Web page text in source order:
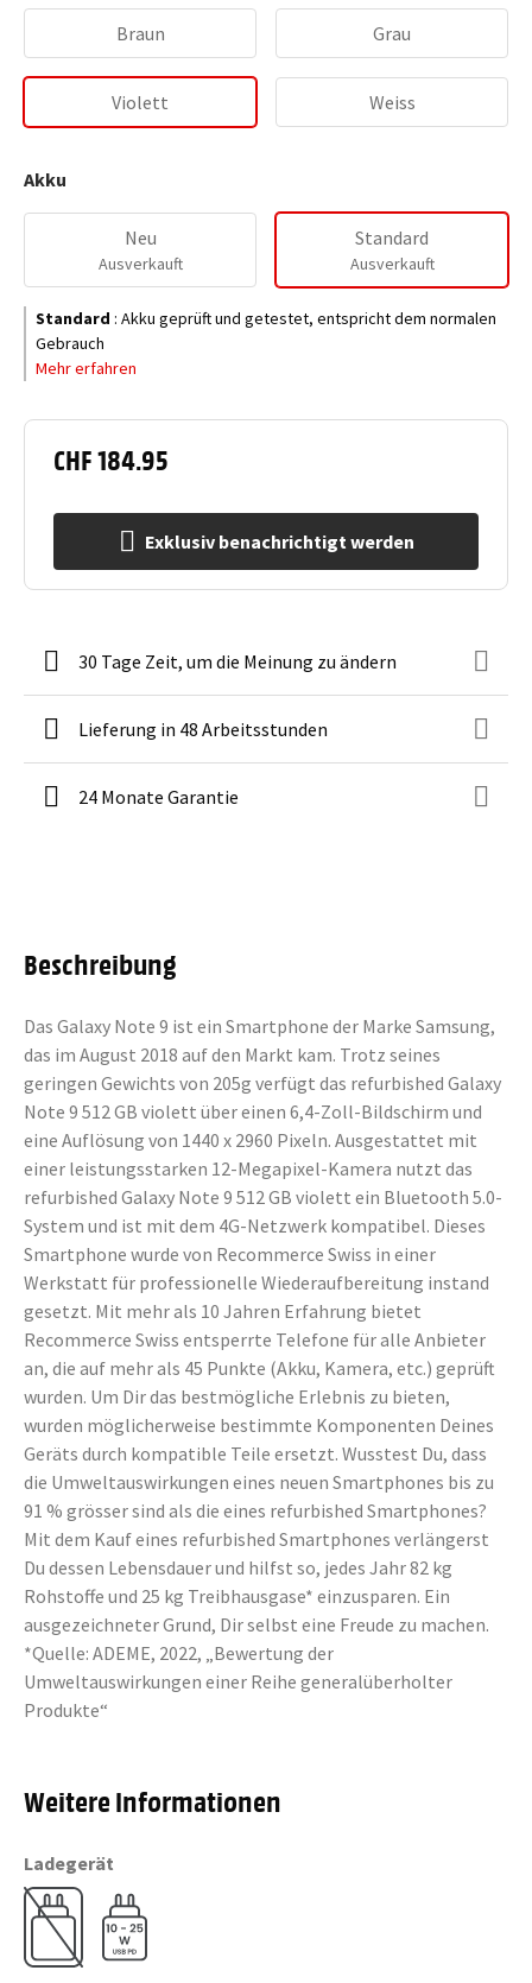
CHF 184.95
Exklusiv benachrichtigt werden
Braun Grau
Violett Weiss
Akku
Neu
Ausverkauft
Standard
Ausverkauft
Standard : Akku geprüft und getestet, entspricht dem normalen
Gebrauch
Mehr erfahren
30 Tage Zeit, um die Meinung zu ändern
Lieferung in 48 Arbeitsstunden
24 Monate Garantie
Beschreibung
Das Galaxy Note 9 ist ein Smartphone der Marke Samsung,
das im August 2018 auf den Markt kam. Trotz seines
geringen Gewichts von 205g verfügt das refurbished Galaxy
Note 9 512 GB violett über einen 6,4-Zoll-Bildschirm und
eine Auflösung von 1440 x 2960 Pixeln. Ausgestattet mit
einer leistungsstarken 12-Megapixel-Kamera nutzt das
refurbished Galaxy Note 9 512 GB violett ein Bluetooth 5.0-
System und ist mit dem 4G-Netzwerk kompatibel. Dieses
Smartphone wurde von Recommerce Swiss in einer
Werkstatt für professionelle Wiederaufbereitung instand
gesetzt. Mit mehr als 10 Jahren Erfahrung bietet
Recommerce Swiss entsperrte Telefone für alle Anbieter
an, die auf mehr als 45 Punkte (Akku, Kamera, etc.) geprüft
wurden. Um Dir das bestmögliche Erlebnis zu bieten,
wurden möglicherweise bestimmte Komponenten Deines
Geräts durch kompatible Teile ersetzt. Wusstest Du, dass
die Umweltauswirkungen eines neuen Smartphones bis zu
91 % grösser sind als die eines refurbished Smartphones?
Mit dem Kauf eines refurbished Smartphones verlängerst
Du dessen Lebensdauer und hilfst so, jedes Jahr 82 kg
Rohstoffe und 25 kg Treibhausgase* einzusparen. Ein
ausgezeichneter Grund, Dir selbst eine Freude zu machen.
*Quelle: ADEME, 2022, „Bewertung der
Umweltauswirkungen einer Reihe generalüberholter
Produkte“
Weitere Informationen
Ladegerät